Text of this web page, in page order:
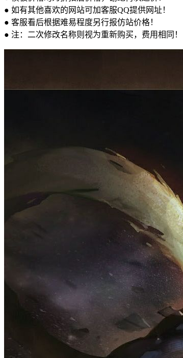
● 如有其他喜欢的网站可加客服QQ提供网址！
● 客服看后根据难易程度另行报仿站价格！
● 注：二次修改名称则视为重新购买，费用相同！